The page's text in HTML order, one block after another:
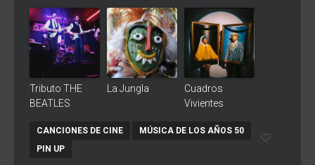
Tributo THE
BEATLES
La Jungla
Cuadros
Vivientes
CANCIONES DE CINE
MÚSICA DE LOS AÑOS 50
PIN UP